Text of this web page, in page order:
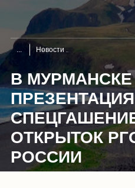
Новости
В
ОТКРЫТОК
РОССИИ